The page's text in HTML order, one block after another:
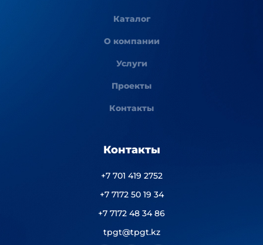
Каталог
О компании
Услуги
Проекты
Контакты
Контакты
+7 701 419 2752
+7 7172 50 19 34
+7 7172 48 34 86
tpgt@tpgt.kz